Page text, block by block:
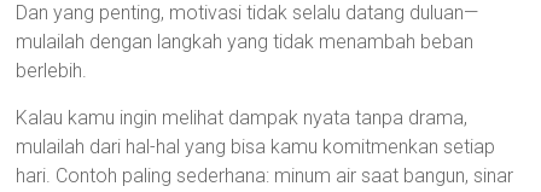
Dan yang penting, motivasi tidak selalu datang duluan—
mulailah dengan langkah yang tidak menambah beban
berlebih.
Kalau kamu ingin melihat dampak nyata tanpa drama,
mulailah dari hal-hal yang bisa kamu komitmenkan setiap
hari. Contoh paling sederhana: minum air saat bangun, sinar